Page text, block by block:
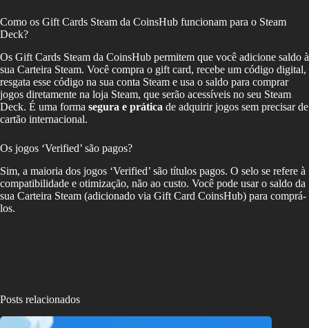
Como os Gift Cards Steam da CoinsHub funcionam para o Steam
Deck?
Os Gift Cards Steam da CoinsHub permitem que você adicione saldo à
sua Carteira Steam. Você compra o gift card, recebe um código digital,
resgata esse código na sua conta Steam e usa o saldo para comprar
jogos diretamente na loja Steam, que serão acessíveis no seu Steam
Deck. É uma forma segura e prática de adquirir jogos sem precisar de
cartão internacional.
Os jogos ‘Verified’ são pagos?
Sim, a maioria dos jogos ‘Verified’ são títulos pagos. O selo se refere à
compatibilidade e otimização, não ao custo. Você pode usar o saldo da
sua Carteira Steam (adicionado via Gift Card CoinsHub) para comprá-
los.
Posts relacionados